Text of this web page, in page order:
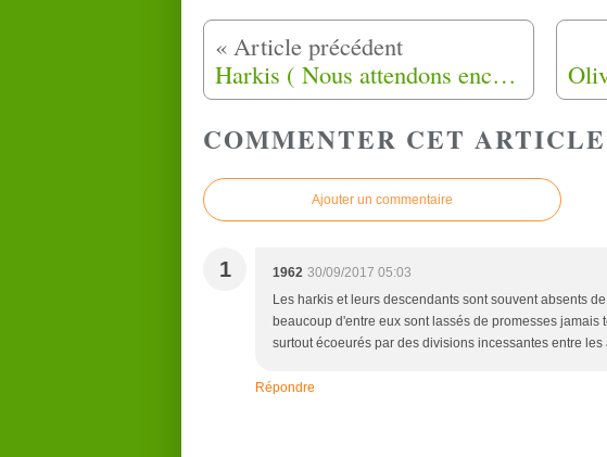
Harkis ( Nous attendons encore aujourd’hui une reconnaissance morale et matérielle) Maizières-lès-Metz (57)
COMMENTER CET ARTICLE
Ajouter un commentaire
1 1962 30/09/2017 05:03
Les harkis et leurs descendants sont souvent absents
beaucoup d'entre eux sont lassés de promesses
surtout écoeurés par des divisions incessantes entre
Répondre